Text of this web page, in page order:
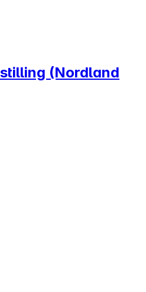
(Nordland